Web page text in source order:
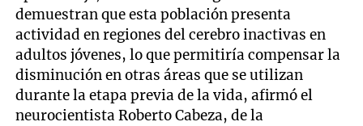
demuestran que esta población presenta
actividad en regiones del cerebro inactivas en
adultos jóvenes, lo que permitiría compensar la
disminución en otras áreas que se utilizan
durante la etapa previa de la vida, afirmó el
neurocientista Roberto Cabeza, de la